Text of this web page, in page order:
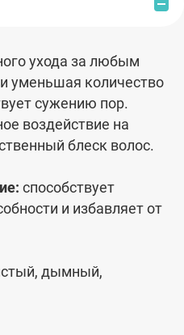
ухода за любым
уменьшая количество
сужению пор.
воздействие на
блеск волос.
способствует
и избавляет от
дымный,